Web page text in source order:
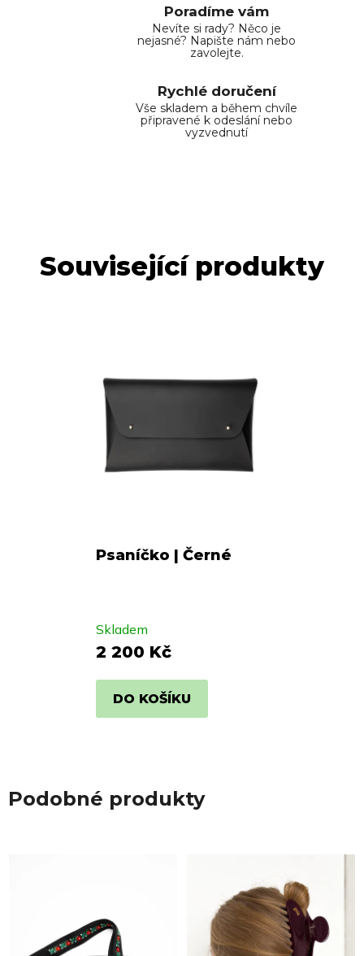
Poradíme vám
Nevíte si rady? Něco je
nejasné? Napište nám nebo
zavolejte.
Rychlé doručení
Vše skladem a během chvíle
připravené k odeslání nebo
vyzvednutí
Související produkty
Psaníčko | Černé
Skladem
2 200 Kč
DO KOŠÍKU
Podobné produkty